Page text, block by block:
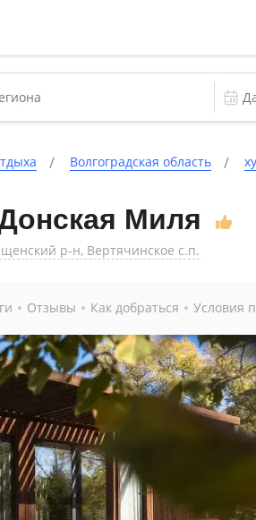
Волгоградская область
Миля
р-н, Вертячинское с.п.
Отзывы Как добраться Условия